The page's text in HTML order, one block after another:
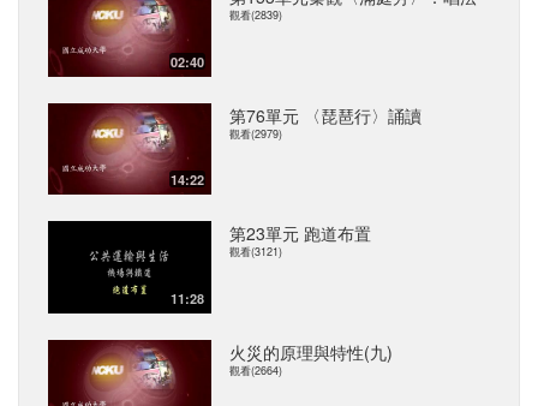
02:40
觀看(2839)
14:22
第76單元 〈琵琶行〉誦讀
觀看(2979)
11:28
第23單元 跑道布置
觀看(3121)
火災的原理與特性(九)
觀看(2664)